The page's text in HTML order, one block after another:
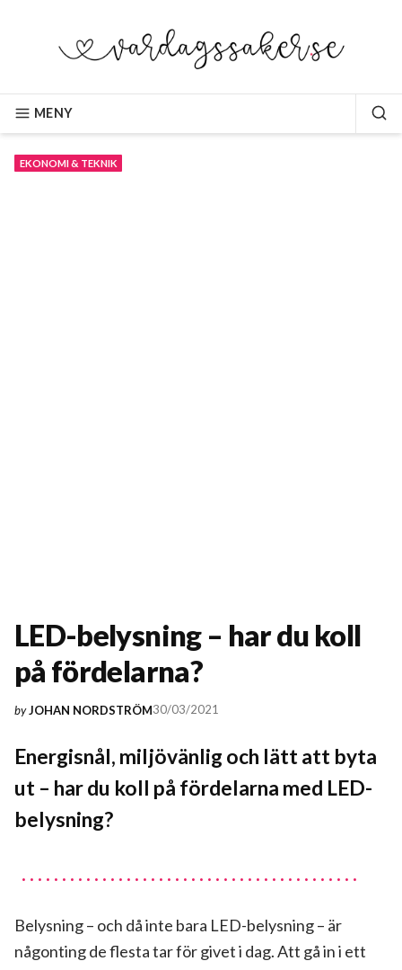
VARDAGSSAKER.SE
MENY
EKONOMI & TEKNIK
LED-belysning – har du koll
på fördelarna?
by JOHAN NORDSTRÖM30/03/2021
Energisnål, miljövänlig och lätt att byta
ut – har du koll på fördelarna med LED-
belysning?
Belysning – och då inte bara LED-belysning – är
någonting de flesta tar för givet i dag. Att gå in i ett